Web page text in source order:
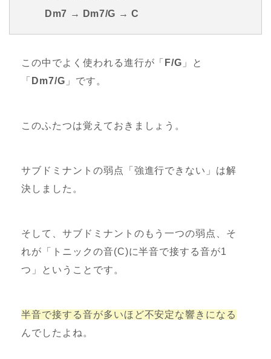
Dm7 → Dm7/G → C
この中でよく使われる進行が「 F/G 」と
「 Dm7/G 」です。
このふたつは覚えておきましょう。
サブドミナントの弱点「強進行できない」は解
決しました。
そして、サブドミナントのもう一つの弱点、そ
れが「トニックの音(C)に半音で接する音が1
つ」ということです。
半音で接する音が多いほど不安定な響きになる
んでしたよね。